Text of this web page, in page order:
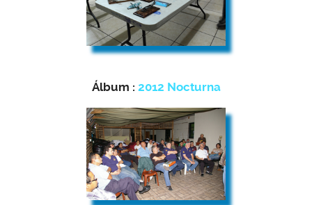
Álbum : 2012 Nocturna